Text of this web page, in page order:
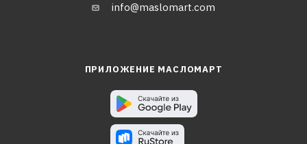
info@maslomart.com
ПРИЛОЖЕНИЕ МАСЛОМАРТ